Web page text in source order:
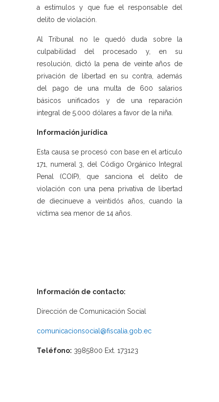
a estímulos y que fue el responsable del
delito de violación.
Al Tribunal no le quedó duda sobre la
culpabilidad del procesado y, en su
resolución, dictó la pena de veinte años de
privación de libertad en su contra, además
del pago de una multa de 600 salarios
básicos unificados y de una reparación
integral de 5.000 dólares a favor de la niña.
Información jurídica
Esta causa se procesó con base en el artículo
171, numeral 3, del Código Orgánico Integral
Penal (COIP), que sanciona el delito de
violación con una pena privativa de libertad
de diecinueve a veintidós años, cuando la
víctima sea menor de 14 años.
Información de contacto:
Dirección de Comunicación Social
comunicacionsocial@fiscalia.gob.ec
Teléfono: 3985800 Ext. 173123